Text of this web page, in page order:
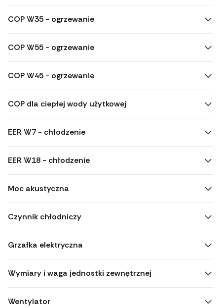
COP W35 - ogrzewanie
COP W55 - ogrzewanie
COP W45 - ogrzewanie
COP dla ciepłej wody użytkowej
EER W7 - chłodzenie
EER W18 - chłodzenie
Moc akustyczna
Czynnik chłodniczy
Grzałka elektryczna
Wymiary i waga jednostki zewnętrznej
Wentylator